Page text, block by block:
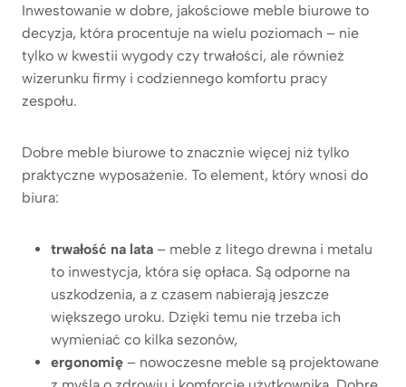
Inwestowanie w dobre, jakościowe meble biurowe to
decyzja, która procentuje na wielu poziomach – nie
tylko w kwestii wygody czy trwałości, ale również
wizerunku firmy i codziennego komfortu pracy
zespołu.
Dobre meble biurowe to znacznie więcej niż tylko
praktyczne wyposażenie. To element, który wnosi do
biura:
trwałość na lata – meble z litego drewna i metalu
to inwestycja, która się opłaca. Są odporne na
uszkodzenia, a z czasem nabierają jeszcze
większego uroku. Dzięki temu nie trzeba ich
wymieniać co kilka sezonów,
ergonomię – nowoczesne meble są projektowane